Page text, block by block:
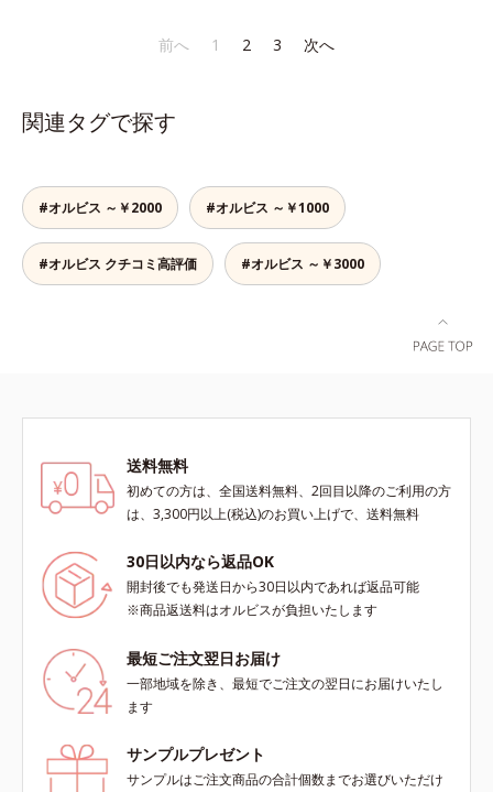
こやかに保つ保湿成分、微生物由来
アミノ酸（エクトイン）配合＝乱れ
と*4 うるおいによる透明感のある
肌*5 ターンオーバーを促進して、
す。毛穴や色ムラをカバーしながら
(*1)」にあります。7種の球状粉体
板状粉体が光を反射して、すっぴん
肌のようなナチュラルなツヤ感を演
出します。また、皮脂を吸着する
「あぶらとりパウダー(*3)」を配合
し、くずれ＆テカリを防いでサラサ
ォータープルーフ(*4)だから、レジ
シリカ、セルロース、窒化ホウ素配
合＝セミマット肌を叶える球状と板
状の粉体*2 シリカ6種類、セルロー
粉体*4 化粧持ち性能
と不安…。いろいろケアしているの
に、あと一歩肌悩みが晴れない…。
透をサポートし、角層すみずみをう
るおいで満たします。さらに“うる
おいの通り道”を作って化粧水のな
じみ感をUP。化粧水前に使うこと
で、普段の化粧水の手ごたえをより
－２０）アルキルグルコシドの組み
合わせが初（2023年4月 Mintel社デ
るおい不足など*3 お手入れのファ
ーストステップのこと*4 細胞間脂
質に類似した構造*5 保湿成分
前へ 1 2 3 次へ
関連タグで探す
#オルビス ～￥2000 #オルビス ～￥1000
#オルビス クチコミ高評価 #オルビス ～￥3000
送料無料
初めての方は、全国送料無料、2回目以降のご利用の方
は、3,300円以上(税込)のお買い上げで、送料無料
30日以内なら返品OK
開封後でも発送日から30日以内であれば返品可能
※商品返送料はオルビスが負担いたします
最短ご注文翌日お届け
一部地域を除き、最短でご注文の翌日にお届けいたし
ます
サンプルプレゼント
サンプルはご注文商品の合計個数までお選びいただけ